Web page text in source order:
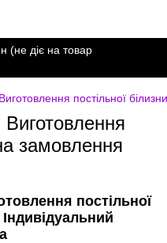
(не діє на товар
постільної
замовлення
постільної